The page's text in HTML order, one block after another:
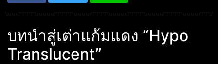
บทนำสู่เต่าแก้มแดง “Hypo
Translucent”